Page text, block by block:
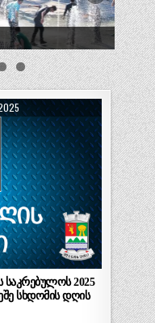
საკრებულოს 2025
სხდომის დღის